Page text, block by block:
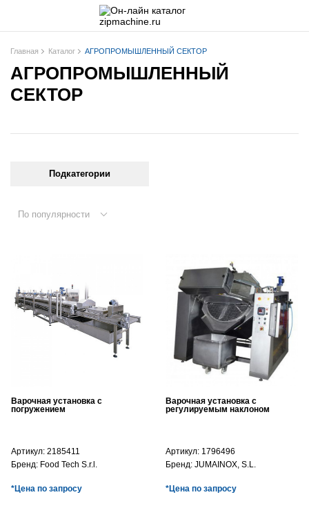
Главная Каталог АГРОПРОМЫШЛЕННЫЙ СЕКТОР
АГРОПРОМЫШЛЕННЫЙ
СЕКТОР
Подкатегории
По популярности
Варочная установка с
погружением
Артикул: 2185411
Бренд: Food Tech S.r.l.
*Цена по запросу
Варочная установка с
регулируемым наклоном
Артикул: 1796496
Бренд: JUMAINOX, S.L.
*Цена по запросу